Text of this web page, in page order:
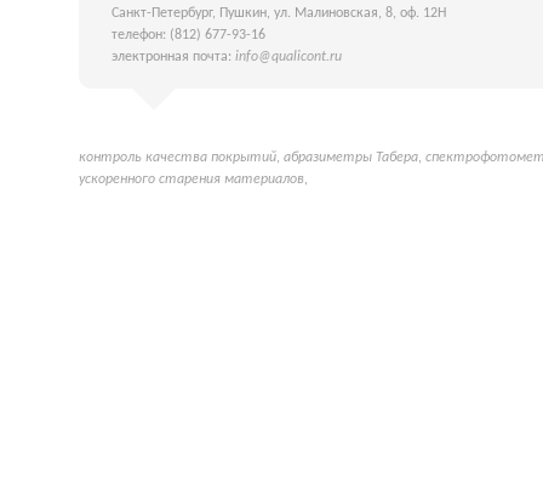
Санкт-Петербург, Пушкин, ул. Малиновская, 8, оф. 12Н
телефон: (812) 677-93-16
электронная почта: info@qualicont.ru
контроль качества покрытий, абразиметры Табера,
ускоренного старения материалов,